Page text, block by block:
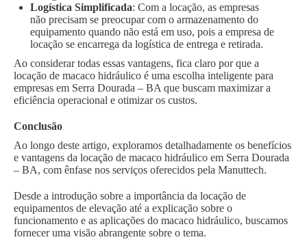
Logística Simplificada: Com a locação, as empresas
não precisam se preocupar com o armazenamento do
equipamento quando não está em uso, pois a empresa de
locação se encarrega da logística de entrega e retirada.
Ao considerar todas essas vantagens, fica claro por que a
locação de macaco hidráulico é uma escolha inteligente para
empresas em Serra Dourada – BA que buscam maximizar a
eficiência operacional e otimizar os custos.
Conclusão
Ao longo deste artigo, exploramos detalhadamente os benefícios
e vantagens da locação de macaco hidráulico em Serra Dourada
– BA, com ênfase nos serviços oferecidos pela Manuttech.
Desde a introdução sobre a importância da locação de
equipamentos de elevação até a explicação sobre o
funcionamento e as aplicações do macaco hidráulico, buscamos
fornecer uma visão abrangente sobre o tema.